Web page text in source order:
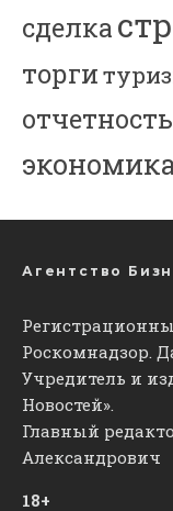
сделка
торги
отчетность
Агентство
Роскомнадзор.
Учредитель и
Новостей».
Главный
Александрович
18+